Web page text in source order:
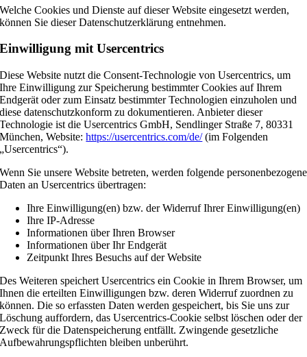
Welche Cookies und Dienste auf dieser Website eingesetzt werden,
können Sie dieser Datenschutzerklärung entnehmen.
Einwilligung mit Usercentrics
Diese Website nutzt die Consent-Technologie von Usercentrics, um
Ihre Einwilligung zur Speicherung bestimmter Cookies auf Ihrem
Endgerät oder zum Einsatz bestimmter Technologien einzuholen und
diese datenschutzkonform zu dokumentieren. Anbieter dieser
Technologie ist die Usercentrics GmbH, Sendlinger Straße 7, 80331
München, Website:https://usercentrics.com/de/(im Folgenden
„Usercentrics“).
Wenn Sie unsere Website betreten, werden folgende personenbezogene
Daten an Usercentrics übertragen:
Ihre Einwilligung(en) bzw. der Widerruf Ihrer Einwilligung(en)
Ihre IP-Adresse
Informationen über Ihren Browser
Informationen über Ihr Endgerät
Zeitpunkt Ihres Besuchs auf der Website
Des Weiteren speichert Usercentrics ein Cookie in Ihrem Browser, um
Ihnen die erteilten Einwilligungen bzw. deren Widerruf zuordnen zu
können. Die so erfassten Daten werden gespeichert, bis Sie uns zur
Löschung auffordern, das Usercentrics-Cookie selbst löschen oder der
Zweck für die Datenspeicherung entfällt. Zwingende gesetzliche
Aufbewahrungspflichten bleiben unberührt.